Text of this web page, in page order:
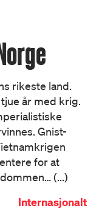
rikeste land.
år med krig.
Gnist-
for at
(...)
Internasjonalt